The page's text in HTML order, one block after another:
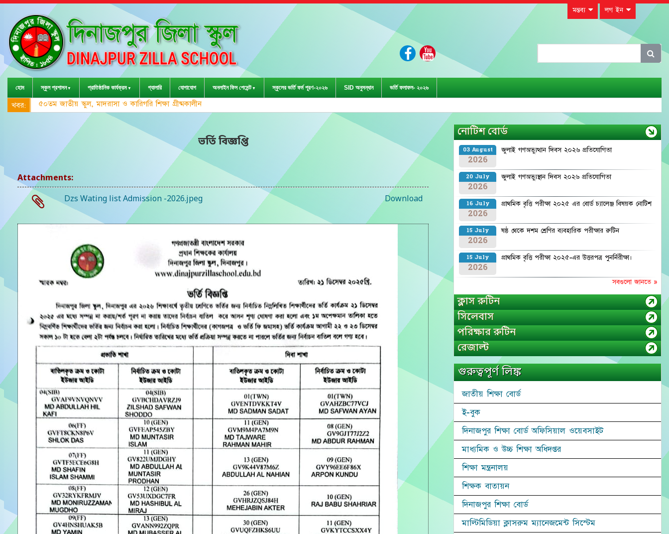
মন্তব্য লগ ইন
হোম স্কুল প্রশাসন প্রাতিষ্ঠানিক কার্যক্রম গ্যালারি যোগাযোগ অনলাইন ফিস পেমেন্ট স্কুলের ভর্তি ফর্ম পূরণ-২০২৬ SID অনুসন্ধান ভর্তি ফলাফল- ২০২৬
খবর: ৫০তম জাতীয় স্কুল, মাদরাসা ও কারিগরি শিক্ষা গ্রীষ্মকালীন ক্রীড়া প্রতিযোগিতা-২০২৩ এ জ
ভর্তি বিজ্ঞপ্তি
Attachments:
Dzs Wating list Admission -2026.jpeg
Download
নোটিশ বোর্ড
03 August
2026
জুলাই গণঅভ্যুত্থান দিবস ২০২৬ প্রতিযোগিতা
20 July
2026
জুলাই গণঅভ্যুস্থান দিবস ২০২৬ প্রতিযোগিতা
16 July
2026
প্রাথমিক বৃত্তি পরীক্ষা ২০২৫ এর বোর্ড চ্যালেঞ্জ বিষয়ক নোটিশ
15 July
2026
ষষ্ঠ থেকে দশম শ্রেণির ব্যবহারিক পরীক্ষার রুটিন
15 July
2026
প্রাথমিক বৃত্তি পরীক্ষা ২০২৫-এর উত্তরপত্র পুনর্নিরীক্ষা।
সবগুলো জানতে »
ক্লাস রুটিন
সিলেবাস
পরিক্ষার রুটিন
রেজাল্ট
গুরুত্বপূর্ণ লিঙ্ক
জাতীয় শিক্ষা বোর্ড
ই-বুক
দিনাজপুর শিক্ষা বোর্ড অফিসিয়াল ওয়েবসাইট
মাধ্যমিক ও উচ্চ শিক্ষা অধিদপ্তর
শিক্ষা মন্ত্রনালয়
শিক্ষক বাতায়ন
দিনাজপুর শিক্ষা বোর্ড
মাল্টিমিডিয়া ক্লাসরুম ম্যানেজমেন্ট সিস্টেম